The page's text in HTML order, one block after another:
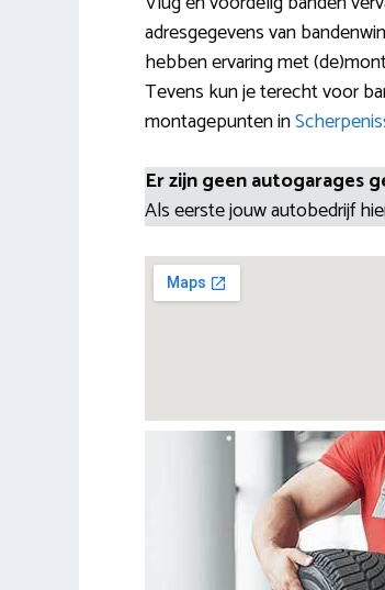
adresgegevens van
hebben ervaring met
Tevens kun je terecht voor
montagepunten in
Er zijn geen autogarages
Als eerste jouw autobedrijf